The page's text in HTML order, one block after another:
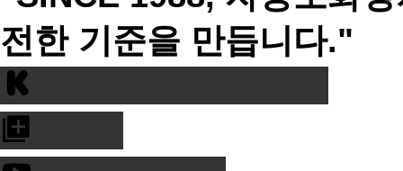
전한 기준을 만듭니다."